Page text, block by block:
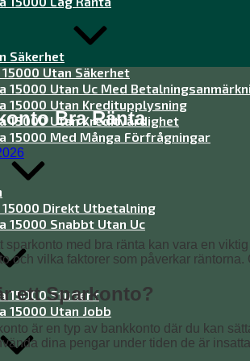
Säkerhet
15000 Utan Säkerhet
15000 Utan Uc Med
15000 Utan Kreditupplysning
15000 Utan Kreditvärdighet
15000 Med Många Förfrågningar
15000 Direkt Utbetalning
15000 Snabbt Utan Uc
15000 Student
15000 Utan Jobb
Bra Ränta
sparkonto med bra ränta kan vara en
och vilka faktorer som påverkar
ett Sparkonto?
är en typ av bankkonto där du kan
dina pengar under tiden de är